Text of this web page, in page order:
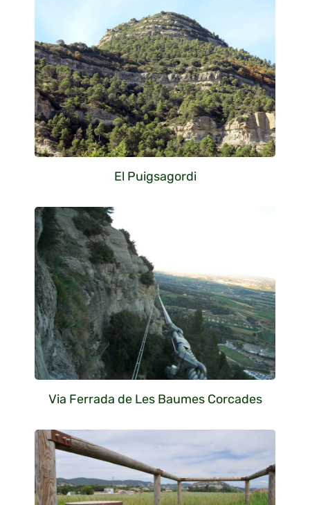
El Puigsagordi
Via Ferrada de Les Baumes Corcades